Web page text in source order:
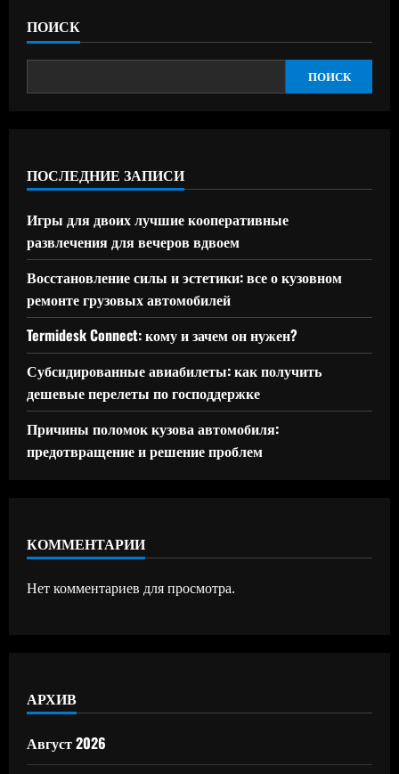
ПОИСК
ПОИСК
ПОСЛЕДНИЕ ЗАПИСИ
Игры для двоих лучшие кооперативные
развлечения для вечеров вдвоем
Восстановление силы и эстетики: все о кузовном
ремонте грузовых автомобилей
Termidesk Connect: кому и зачем он нужен?
Субсидированные авиабилеты: как получить
дешевые перелеты по господдержке
Причины поломок кузова автомобиля:
предотвращение и решение проблем
КОММЕНТАРИИ
Нет комментариев для просмотра.
АРХИВ
Август 2026